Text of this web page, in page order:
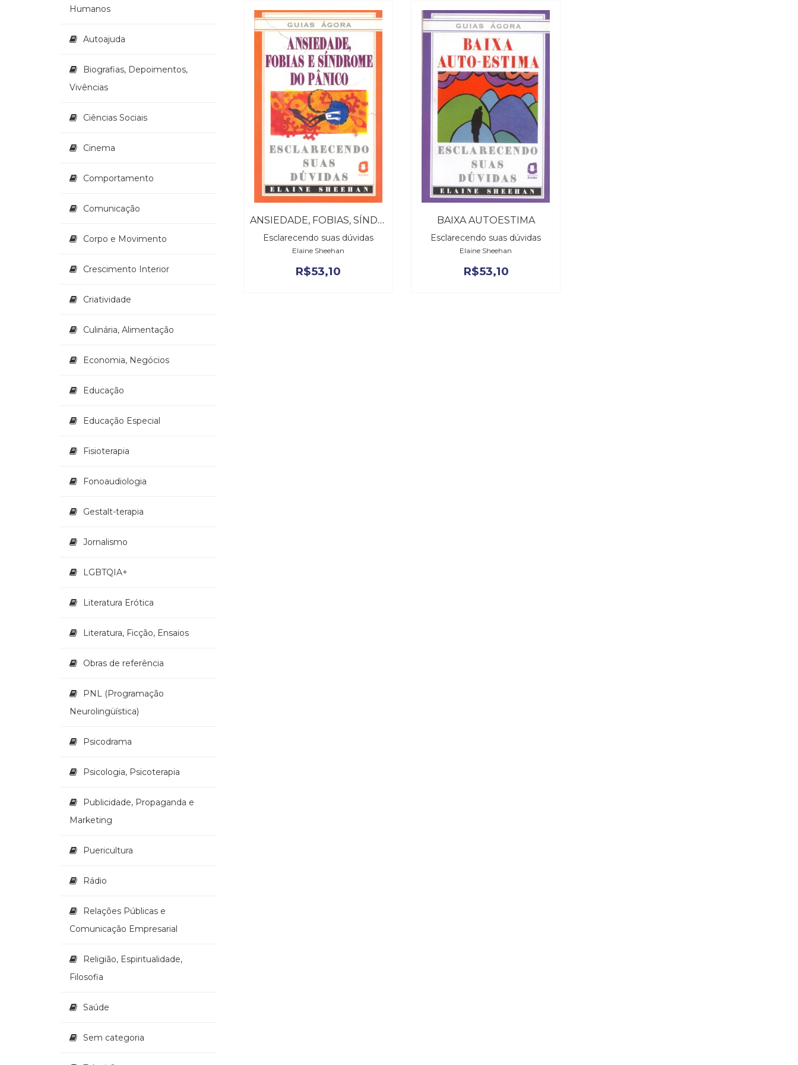
ANSIEDADE, FOBIAS, SÍNDROME DO PÂNICO
Esclarecendo suas dúvidas
Elaine Sheehan
R$53,10
BAIXA AUTOESTIMA
Esclarecendo suas dúvidas
Elaine Sheehan
R$53,10
Humanos
Autoajuda
Biografias, Depoimentos,
Vivências
Ciências Sociais
Cinema
Comportamento
Comunicação
Corpo e Movimento
Crescimento Interior
Criatividade
Culinária, Alimentação
Economia, Negócios
Educação
Educação Especial
Fisioterapia
Fonoaudiologia
Gestalt-terapia
Jornalismo
LGBTQIA+
Literatura Erótica
Literatura, Ficção, Ensaios
Obras de referência
PNL (Programação
Neurolingüística)
Psicodrama
Psicologia, Psicoterapia
Publicidade, Propaganda e
Marketing
Puericultura
Rádio
Relações Públicas e
Comunicação Empresarial
Religião, Espiritualidade,
Filosofia
Saúde
Sem categoria